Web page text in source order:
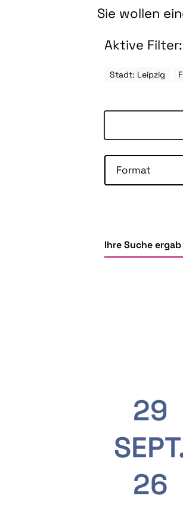
Sie wollen
Aktive Filter:
Stadt: Leipzig
Format
Ihre Suche
29
26